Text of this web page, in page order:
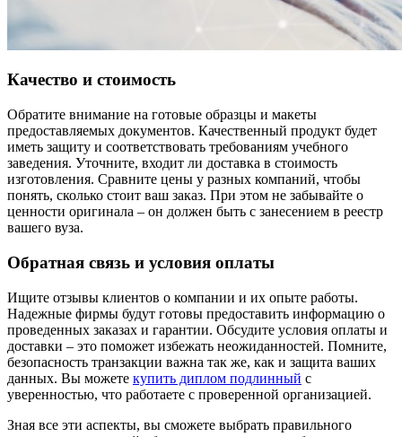
Качество и стоимость
Обратите внимание на готовые образцы и макеты
предоставляемых документов. Качественный продукт будет
иметь защиту и соответствовать требованиям учебного
заведения. Уточните, входит ли доставка в стоимость
изготовления. Сравните цены у разных компаний, чтобы
понять, сколько стоит ваш заказ. При этом не забывайте о
ценности оригинала – он должен быть с занесением в реестр
вашего вуза.
Обратная связь и условия оплаты
Ищите отзывы клиентов о компании и их опыте работы.
Надежные фирмы будут готовы предоставить информацию о
проведенных заказах и гарантии. Обсудите условия оплаты и
доставки – это поможет избежать неожиданностей. Помните,
безопасность транзакции важна так же, как и защита ваших
данных. Вы можете купить диплом подлинный с
уверенностью, что работаете с проверенной организацией.
Зная все эти аспекты, вы сможете выбрать правильного